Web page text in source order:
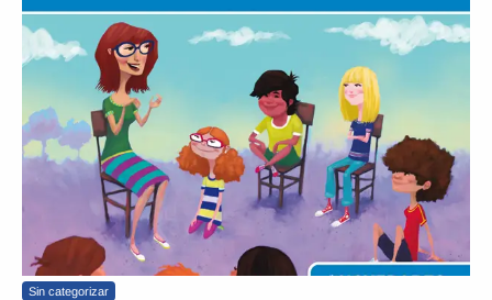
Sin categorizar